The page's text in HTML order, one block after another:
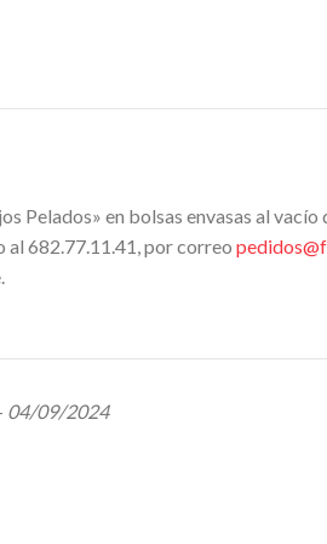
Pelados» en bolsas envasas al
682.77.11.41, por correo
04/09/2024